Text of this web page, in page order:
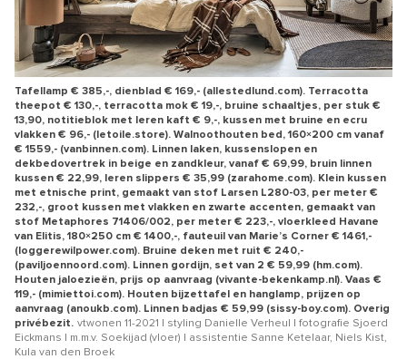
Tafellamp € 385,-, dienblad € 169,- (allestedlund.com). Terracotta
theepot € 130,-, terracotta mok € 19,-, bruine schaaltjes, per stuk €
13,90, notitieblok met leren kaft € 9,-, kussen met bruine en ecru
vlakken € 96,- (letoile.store). Walnoothouten bed, 160×200 cm vanaf
€ 1559,- (vanbinnen.com). Linnen laken, kussenslopen en
dekbedovertrek in beige en zandkleur, vanaf € 69,99, bruin linnen
kussen € 22,99, leren slippers € 35,99 (zarahome.com). Klein kussen
met etnische print, gemaakt van stof Larsen L280-03, per meter €
232,-, groot kussen met vlakken en zwarte accenten, gemaakt van
stof Metaphores 71406/002, per meter € 223,-, vloerkleed Havane
van Elitis, 180×250 cm € 1400,-, fauteuil van Marie’s Corner € 1461,-
(loggerewilpower.com). Bruine deken met ruit € 240,-
(paviljoennoord.com). Linnen gordijn, set van 2 € 59,99 (hm.com).
Houten jaloezieën, prijs op aanvraag (vivante-bekenkamp.nl). Vaas €
119,- (mimiettoi.com). Houten bijzettafel en hanglamp, prijzen op
aanvraag (anoukb.com). Linnen badjas € 59,99 (sissy-boy.com). Overig
privébezit. vtwonen 11-2021 | styling Danielle Verheul | fotografie Sjoerd
Eickmans | m.m.v. Soekijad (vloer) | assistentie Sanne Ketelaar, Niels Kist,
Kula van den Broek